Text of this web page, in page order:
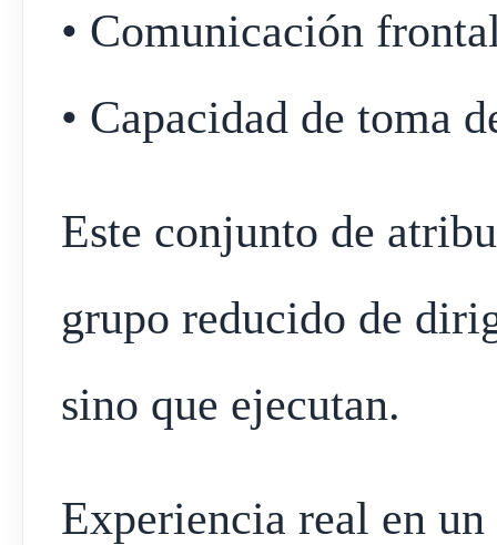
• Comunicación
• Capacidad de toma
Este conjunto de
grupo reducido de
sino que ejecutan.
Experiencia real en